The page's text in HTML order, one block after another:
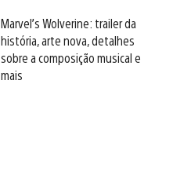
Marvel’s Wolverine: trailer da
história, arte nova, detalhes
sobre a composição musical e
mais